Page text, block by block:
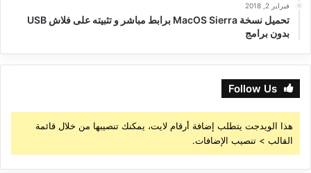
فبراير 2, 2018
تحميل نسخة MacOS Sierra برابط مباشر و تثبيته على فلاش USB
بدون برامج
Follow Us
هذا الويدجت يتطلب إضافة أرقام لايت، يمكنك تنصيبها من خلال قائمة
القالب > تنصيب الإضافات.